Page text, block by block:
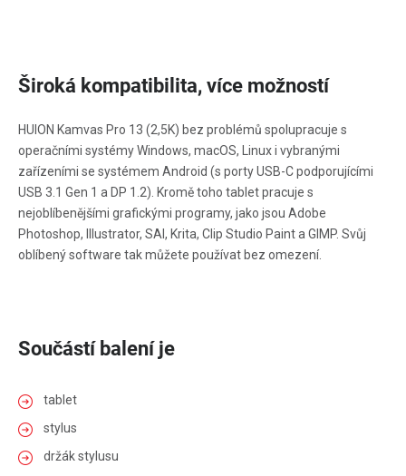
Široká kompatibilita, více možností
HUION Kamvas Pro 13 (2,5K) bez problémů spolupracuje s
operačními systémy Windows, macOS, Linux i vybranými
zařízeními se systémem Android (s porty USB-C podporujícími
USB 3.1 Gen 1 a DP 1.2). Kromě toho tablet pracuje s
nejoblíbenějšími grafickými programy, jako jsou Adobe
Photoshop, Illustrator, SAI, Krita, Clip Studio Paint a GIMP. Svůj
oblíbený software tak můžete používat bez omezení.
Součástí balení je
tablet
stylus
držák stylusu